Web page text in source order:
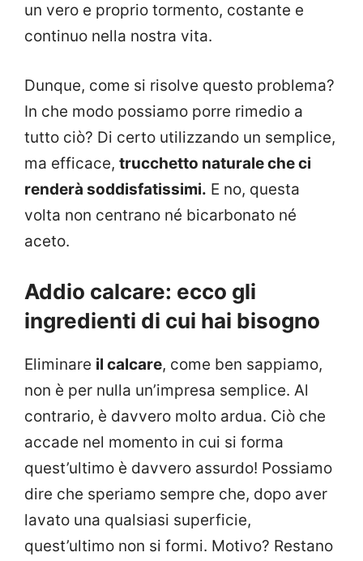
un vero e proprio tormento, costante e
continuo nella nostra vita.
Dunque, come si risolve questo problema?
In che modo possiamo porre rimedio a
tutto ciò? Di certo utilizzando un semplice,
ma efficace, trucchetto naturale che ci
renderà soddisfatissimi. E no, questa
volta non centrano né bicarbonato né
aceto.
Addio calcare: ecco gli
ingredienti di cui hai bisogno
Eliminare il calcare, come ben sappiamo,
non è per nulla un’impresa semplice. Al
contrario, è davvero molto ardua. Ciò che
accade nel momento in cui si forma
quest’ultimo è davvero assurdo! Possiamo
dire che speriamo sempre che, dopo aver
lavato una qualsiasi superficie,
quest’ultimo non si formi. Motivo? Restano